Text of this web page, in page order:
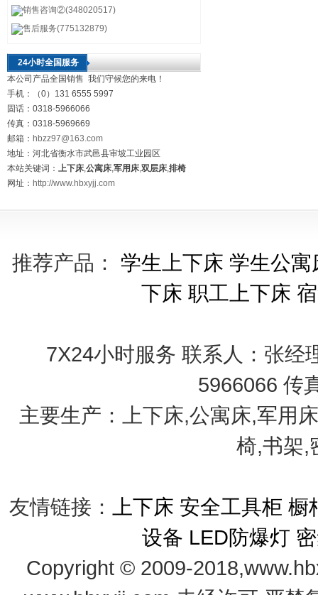
销售咨询②(348020517)
售后服务(775132879)
24小时全国服务
本公司产品全国销售 我们守候您的来电！
手机：（0）131 6555 5997
固话：0318-5966066
传真：0318-5969669
邮箱： hbzz97@163.com
地址：河北省衡水市武邑县审坡工业园区
本站关键词： 上下床,公寓床,军用床,双层床,排椅
网址： http://www.hbxyjj.com
推荐产品： 学生上下床 学生公寓
下床 职工上下床
7X24小时服务 联系人：张经
5966066 传
主要生产：上下床,公寓床,军用
椅,书架,
友情链接： 上下床 安全工具柜 橱
设备 LED防爆灯
Copyright © 2009-